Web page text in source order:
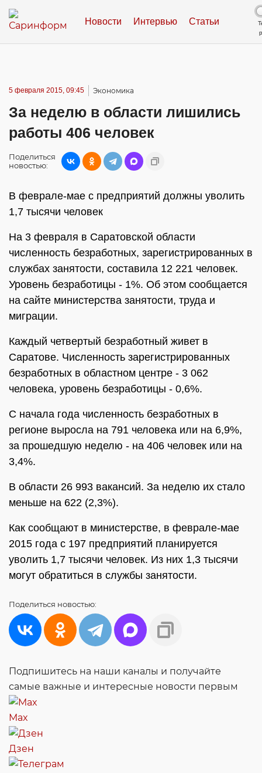
Новости Интервью Статьи
5 февраля 2015, 09:45 Экономика
За неделю в области лишились
работы 406 человек
Поделиться
новостью:
В феврале-мае с предприятий должны уволить
1,7 тысячи человек
На 3 февраля в Саратовской области
численность безработных, зарегистрированных в
службах занятости, составила 12 221 человек.
Уровень безработицы - 1%. Об этом сообщается
на сайте министерства занятости, труда и
миграции.
Каждый четвертый безработный живет в
Саратове. Численность зарегистрированных
безработных в областном центре - 3 062
человека, уровень безработицы - 0,6%.
С начала года численность безработных в
регионе выросла на 791 человека или на 6,9%,
за прошедшую неделю - на 406 человек или на
3,4%.
В области 26 993 вакансий. За неделю их стало
меньше на 622 (2,3%).
Как сообщают в министерстве, в феврале-мае
2015 года с 197 предприятий планируется
уволить 1,7 тысячи человек. Из них 1,3 тысячи
могут обратиться в службы занятости.
Поделиться новостью:
Подпишитесь на наши каналы и получайте
самые важные и интересные новости первым
Max
Дзен